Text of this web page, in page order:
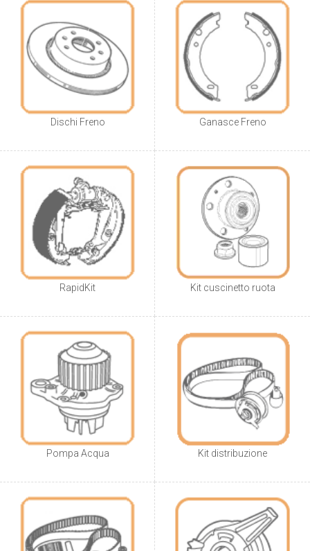
Dischi Freno Ganasce Freno
RapidKit Kit cuscinetto ruota
Pompa Acqua Kit distribuzione